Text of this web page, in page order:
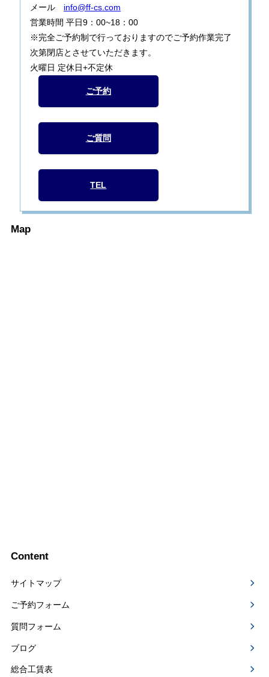
メール info@ff-cs.com
営業時間 平日9：00~18：00
※完全ご予約制で行っておりますのでご予約作業完了
次第閉店とさせていただきます。
火曜日 定休日+不定休
ご予約
ご質問
TEL
Map
Content
サイトマップ
ご予約フォーム
質問フォーム
ブログ
総合工賃表